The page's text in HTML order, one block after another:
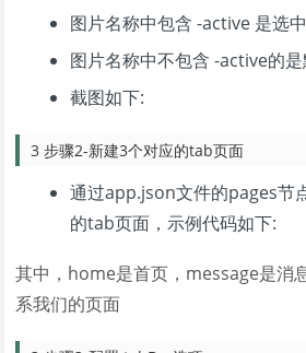
图片名称中包含 -active 是选
图片名称中不包含 -active的
截图如下:
3 步骤2-新建3个对应的tab页面
通过app.json文件的pages节
的tab页面，示例代码如下:
其中，home是首页，message是消
系我们的页面